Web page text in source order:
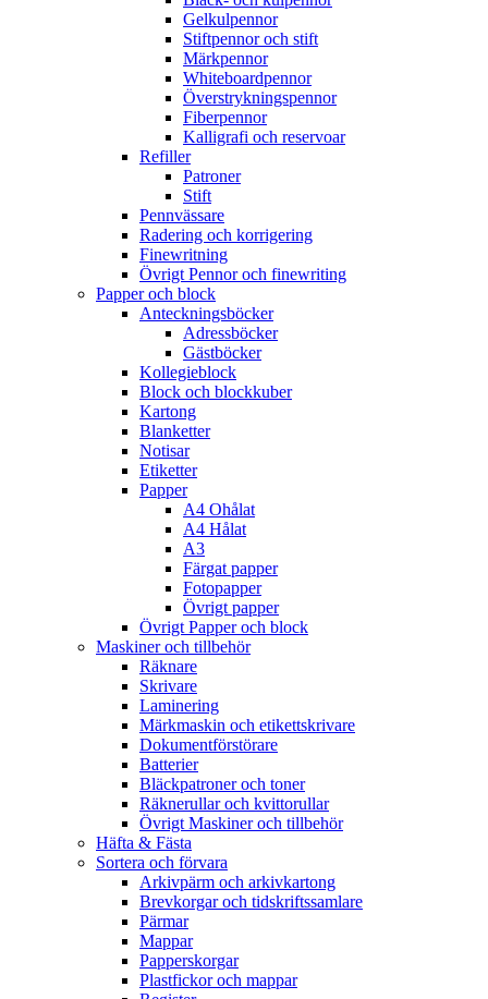
Gelkulpennor
Stiftpennor och stift
Märkpennor
Whiteboardpennor
Överstrykningspennor
Fiberpennor
Kalligrafi och reservoar
Refiller
Patroner
Stift
Pennvässare
Radering och korrigering
Finewritning
Övrigt Pennor och finewriting
Papper och block
Anteckningsböcker
Adressböcker
Gästböcker
Kollegieblock
Block och blockkuber
Kartong
Blanketter
Notisar
Etiketter
Papper
A4 Ohålat
A4 Hålat
A3
Färgat papper
Fotopapper
Övrigt papper
Övrigt Papper och block
Maskiner och tillbehör
Räknare
Skrivare
Laminering
Märkmaskin och etikettskrivare
Dokumentförstörare
Batterier
Bläckpatroner och toner
Räknerullar och kvittorullar
Övrigt Maskiner och tillbehör
Häfta & Fästa
Sortera och förvara
Arkivpärm och arkivkartong
Brevkorgar och tidskriftssamlare
Pärmar
Mappar
Papperskorgar
Plastfickor och mappar